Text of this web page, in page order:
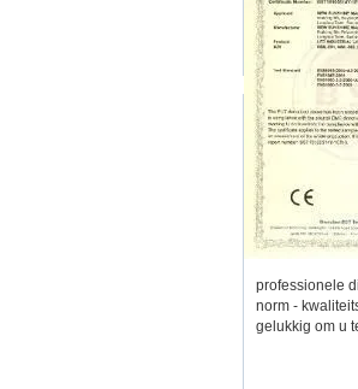
professionele
norm -
gelukkig om u